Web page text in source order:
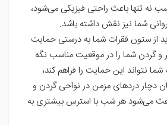
نه تنها باعث راحتی فیزیکی می‌شود،
شما نیز نقش داشته باشد.
از ستون فقرات شما به درستی حمایت
و گردن شما را در موقعیت مناسب نگه
نتواند این حمایت را فراهم کند،
دچار دردهای مزمن در نواحی گردن و
می‌شود هر شب با استرس بیشتری به